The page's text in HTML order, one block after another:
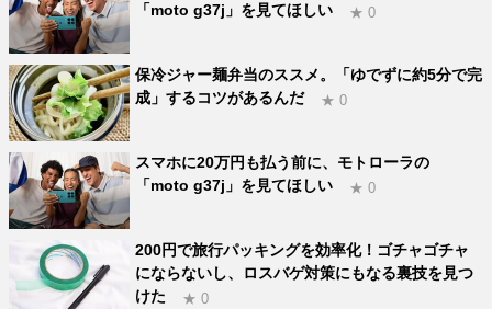
「moto g37j」を見てほしい
★ 0
保冷ジャー麺弁当のススメ。「ゆでずに約5分で完
成」するコツがあるんだ
★ 0
スマホに20万円も払う前に、モトローラの
「moto g37j」を見てほしい
★ 0
200円で旅行パッキングを効率化！ゴチャゴチャ
にならないし、ロスバゲ対策にもなる裏技を見つ
けた
★ 0